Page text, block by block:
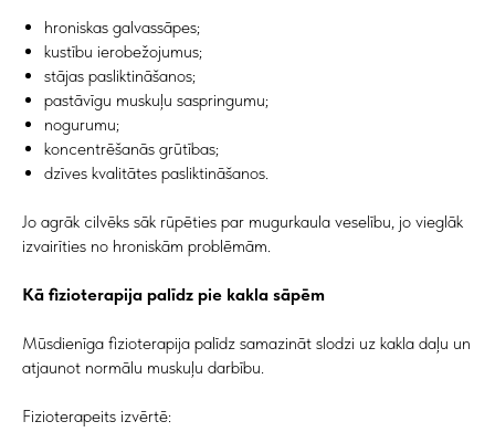
hroniskas galvassāpes;
kustību ierobežojumus;
stājas pasliktināšanos;
pastāvīgu muskuļu saspringumu;
nogurumu;
koncentrēšanās grūtības;
dzīves kvalitātes pasliktināšanos.
Jo agrāk cilvēks sāk rūpēties par mugurkaula veselību, jo vieglāk
izvairīties no hroniskām problēmām.
Kā fizioterapija palīdz pie kakla sāpēm
Mūsdienīga fizioterapija palīdz samazināt slodzi uz kakla daļu un
atjaunot normālu muskuļu darbību.
Fizioterapeits izvērtē: